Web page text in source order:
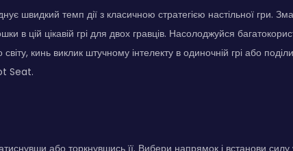
швидкий темп дії з класичною стратегією настільної гри.
в цій цікавій грі для двох гравців. Насолоджуйся
світу, кинь виклик штучному інтелекту в одиночній грі або
Seat.
або торкнувшись її. Вибери напрямок і встанови